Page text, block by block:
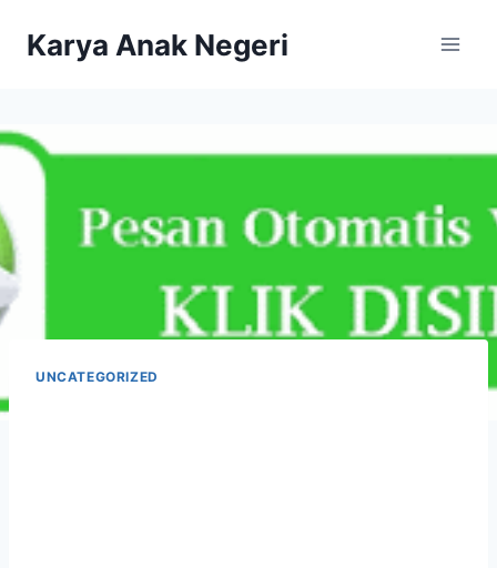
Karya Anak Negeri
UNCATEGORIZED